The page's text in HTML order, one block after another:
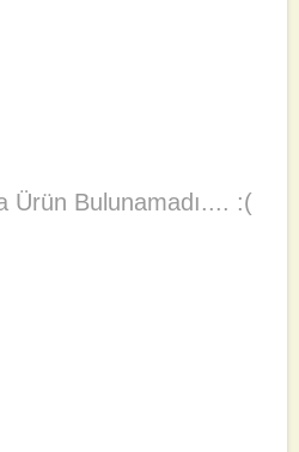
Ürün Bulunamadı.... :(